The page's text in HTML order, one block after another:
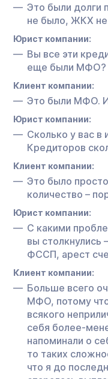
Это были долги
не было, ЖКХ не
Юрист компании:
Вы все эти
еще были МФО?
Клиент компании:
Это были МФО.
Юрист компании:
Сколько у вас
Кредиторов
Клиент компании:
Это было
количество –
Юрист компании:
С какими
вы столкнулись
ФССП, арест
Клиент компании:
Больше всего
МФО, потому что
всякого
себя более-
напоминали о
то таких
что я до